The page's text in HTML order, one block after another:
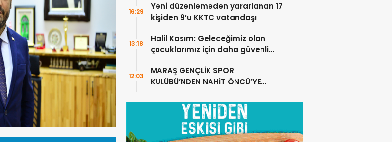
Yeni düzenlemeden yararlanan 17
kişiden 9’u KKTC vatandaşı
16:29
Halil Kasım: Geleceğimiz olan
çocuklarımız için daha güvenli
13:18
MARAŞ GENÇLİK SPOR
KULÜBÜ’NDEN NAHİT ÖNCÜ’YE
12:03